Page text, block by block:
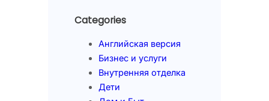
Categories
Английская версия
Бизнес и услуги
Внутренняя отделка
Дети